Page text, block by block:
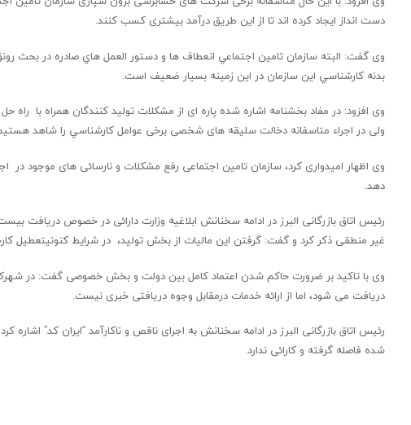
دست انداز ایجاد کرده اند تا از این طریق درآمد بیشتری کسب کنند.
وی گفت: البته سازمان تامين اجتماعي انعطاف ها و دستور العمل هاي صادره در بحث
بدنه كارشناسي این سازمان در این زمینه بسیار ضعیف است.
وی افزود: در مفاد بخشنامه اشاره شده پاره ای از مشكلات توليد كنندگان همراه
ولی در اجراء متاسفانه دخالت سلیقه های شخصی برخی عوامل كارشناسي را شاهد
وی اظهار امیدواری کرد، سازمان تامین اجتماعی رفع مشکلات و نارسائی های موجود در
دهد.
رئیس اتاق بازرگانی البرز در ادامه سخنانش ابلاغیه وزارت دارائی در خصوص دریافت
غیر منطقی ذکر کرد و گفت: گرفتن اين ماليات از بخش تولید، در شرایط کنونیتعطيل
دریافت می شود، اما از ارائه خدمات درمقابل وجوه دریافتی خبری نیست.
رئیس اتاق بازرگانی البرز در ادامه سخنانش به اجرای ناقص و ناکارآمد “ایران کد”
شده فاصله گرفته و کارائی ندارد.